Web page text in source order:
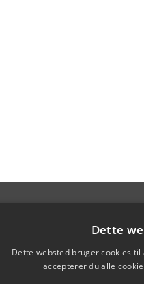
Dette
Dette websted bruger cookies
accepterer du alle